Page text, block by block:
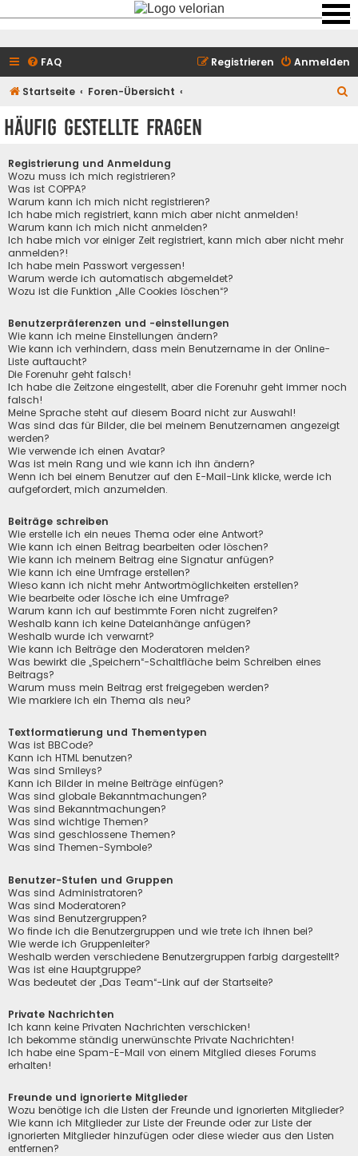
FAQ Anmelden
Registrieren
Startseite Foren-Übersicht
Häufig gestellte Fragen
Registrierung und Anmeldung
Wozu muss ich mich registrieren?
Was ist COPPA?
Warum kann ich mich nicht registrieren?
Ich habe mich registriert, kann mich aber nicht anmelden!
Warum kann ich mich nicht anmelden?
Ich habe mich vor einiger Zeit registriert, kann mich aber nicht mehr
anmelden?!
Ich habe mein Passwort vergessen!
Warum werde ich automatisch abgemeldet?
Wozu ist die Funktion „Alle Cookies löschen“?
Benutzerpräferenzen und -einstellungen
Wie kann ich meine Einstellungen ändern?
Wie kann ich verhindern, dass mein Benutzername in der Online-
Liste auftaucht?
Die Forenuhr geht falsch!
Ich habe die Zeitzone eingestellt, aber die Forenuhr geht immer noch
falsch!
Meine Sprache steht auf diesem Board nicht zur Auswahl!
Was sind das für Bilder, die bei meinem Benutzernamen angezeigt
werden?
Wie verwende ich einen Avatar?
Was ist mein Rang und wie kann ich ihn ändern?
Wenn ich bei einem Benutzer auf den E-Mail-Link klicke, werde ich
aufgefordert, mich anzumelden.
Beiträge schreiben
Wie erstelle ich ein neues Thema oder eine Antwort?
Wie kann ich einen Beitrag bearbeiten oder löschen?
Wie kann ich meinem Beitrag eine Signatur anfügen?
Wie kann ich eine Umfrage erstellen?
Wieso kann ich nicht mehr Antwortmöglichkeiten erstellen?
Wie bearbeite oder lösche ich eine Umfrage?
Warum kann ich auf bestimmte Foren nicht zugreifen?
Weshalb kann ich keine Dateianhänge anfügen?
Weshalb wurde ich verwarnt?
Wie kann ich Beiträge den Moderatoren melden?
Was bewirkt die „Speichern“-Schaltfläche beim Schreiben eines
Beitrags?
Warum muss mein Beitrag erst freigegeben werden?
Wie markiere ich ein Thema als neu?
Textformatierung und Thementypen
Was ist BBCode?
Kann ich HTML benutzen?
Was sind Smileys?
Kann ich Bilder in meine Beiträge einfügen?
Was sind globale Bekanntmachungen?
Was sind Bekanntmachungen?
Was sind wichtige Themen?
Was sind geschlossene Themen?
Was sind Themen-Symbole?
Benutzer-Stufen und Gruppen
Was sind Administratoren?
Was sind Moderatoren?
Was sind Benutzergruppen?
Wo finde ich die Benutzergruppen und wie trete ich ihnen bei?
Wie werde ich Gruppenleiter?
Weshalb werden verschiedene Benutzergruppen farbig dargestellt?
Was ist eine Hauptgruppe?
Was bedeutet der „Das Team“-Link auf der Startseite?
Private Nachrichten
Ich kann keine Privaten Nachrichten verschicken!
Ich bekomme ständig unerwünschte Private Nachrichten!
Ich habe eine Spam-E-Mail von einem Mitglied dieses Forums
erhalten!
Freunde und ignorierte Mitglieder
Wozu benötige ich die Listen der Freunde und ignorierten Mitglieder?
Wie kann ich Mitglieder zur Liste der Freunde oder zur Liste der
ignorierten Mitglieder hinzufügen oder diese wieder aus den Listen
entfernen?